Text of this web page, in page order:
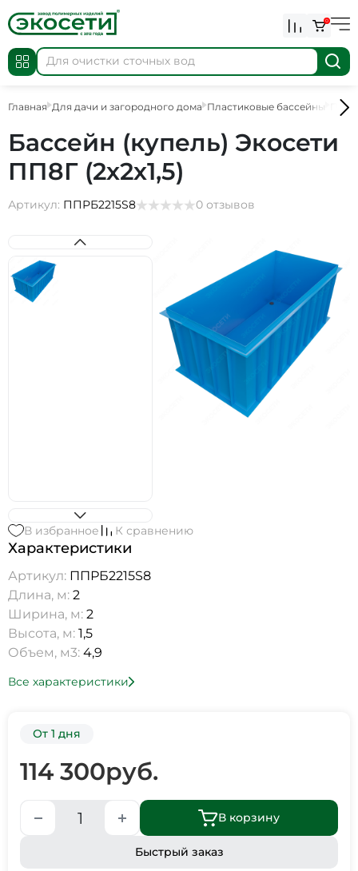
0
Главная Для дачи и загородного дома Пластиковые бассейны
Бассейн (купель) Экосети
ПП8Г (2х2х1,5)
Артикул: ППРБ2215S8 0 отзывов
В избранное К сравнению
Характеристики
Артикул: ППРБ2215S8
Длина, м: 2
Ширина, м: 2
Высота, м: 1,5
Объем, м3: 4,9
Все характеристики
От 1 дня
114 300руб.
В корзину
Быстрый заказ